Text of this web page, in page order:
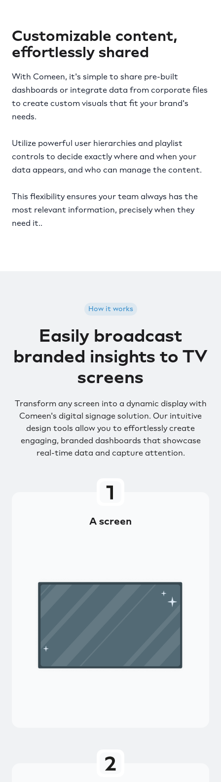
Customizable content,
effortlessly shared
With Comeen, it's simple to share pre-built
dashboards or integrate data from corporate files
to create custom visuals that fit your brand's
needs.
Utilize powerful user hierarchies and playlist
controls to decide exactly where and when your
data appears, and who can manage the content.
This flexibility ensures your team always has the
most relevant information, precisely when they
need it..
How it works
Easily broadcast
branded insights to TV
screens
Transform any screen into a dynamic display with
Comeen's digital signage solution. Our intuitive
design tools allow you to effortlessly create
engaging, branded dashboards that showcase
real-time data and capture attention.
A screen